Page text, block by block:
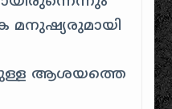
ആശയത്തെ